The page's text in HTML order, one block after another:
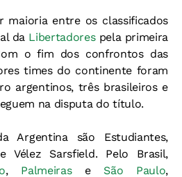
maioria entre os classificados
da Libertadores pela primeira
o fim dos confrontos das
times do continente foram
argentinos, três brasileiros e
na disputa do título.
Argentina são Estudiantes,
Vélez Sarsfield. Pelo Brasil,
, Palmeirase São Paulo,